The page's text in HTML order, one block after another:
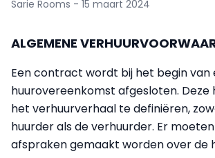
Sarie Rooms - 15 maart 2024
ALGEMENE
Een contract wordt bij het begin van
huurovereenkomst afgesloten. Deze
het verhuurverhaal te definiëren,
huurder als de verhuurder. Er
afspraken gemaakt worden over de